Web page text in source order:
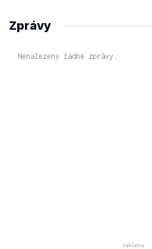
Zprávy
Nenalezeny žádné zprávy.